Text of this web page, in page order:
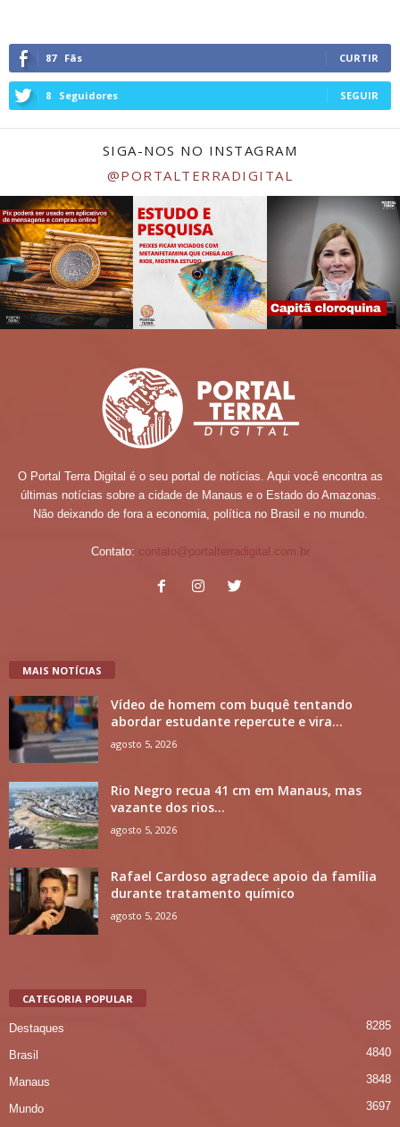
87 Fãs CURTIR
8 Seguidores SEGUIR
SIGA-NOS NO INSTAGRAM
@PORTALTERRADIGITAL
O Portal Terra Digital é o seu portal de notícias. Aqui você encontra as
últimas notícias sobre a cidade de Manaus e o Estado do Amazonas.
Não deixando de fora a economia, política no Brasil e no mundo.
Contato: contato@portalterradigital.com.br
MAIS NOTÍCIAS
Vídeo de homem com buquê tentando
abordar estudante repercute e vira...
agosto 5, 2026
Rio Negro recua 41 cm em Manaus, mas
vazante dos rios...
agosto 5, 2026
Rafael Cardoso agradece apoio da família
durante tratamento químico
agosto 5, 2026
CATEGORIA POPULAR
Destaques 8285
Brasil 4840
Manaus 3848
Mundo
3697